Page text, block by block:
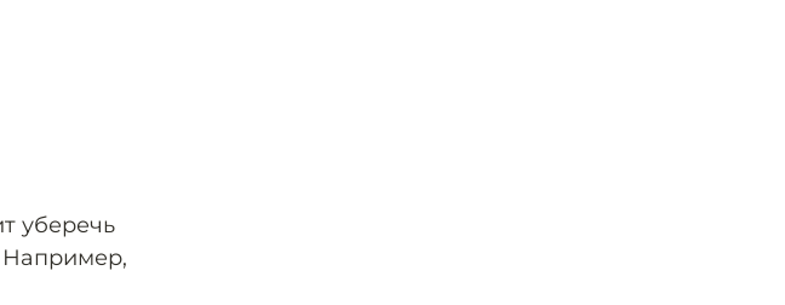
уберечь
Например,